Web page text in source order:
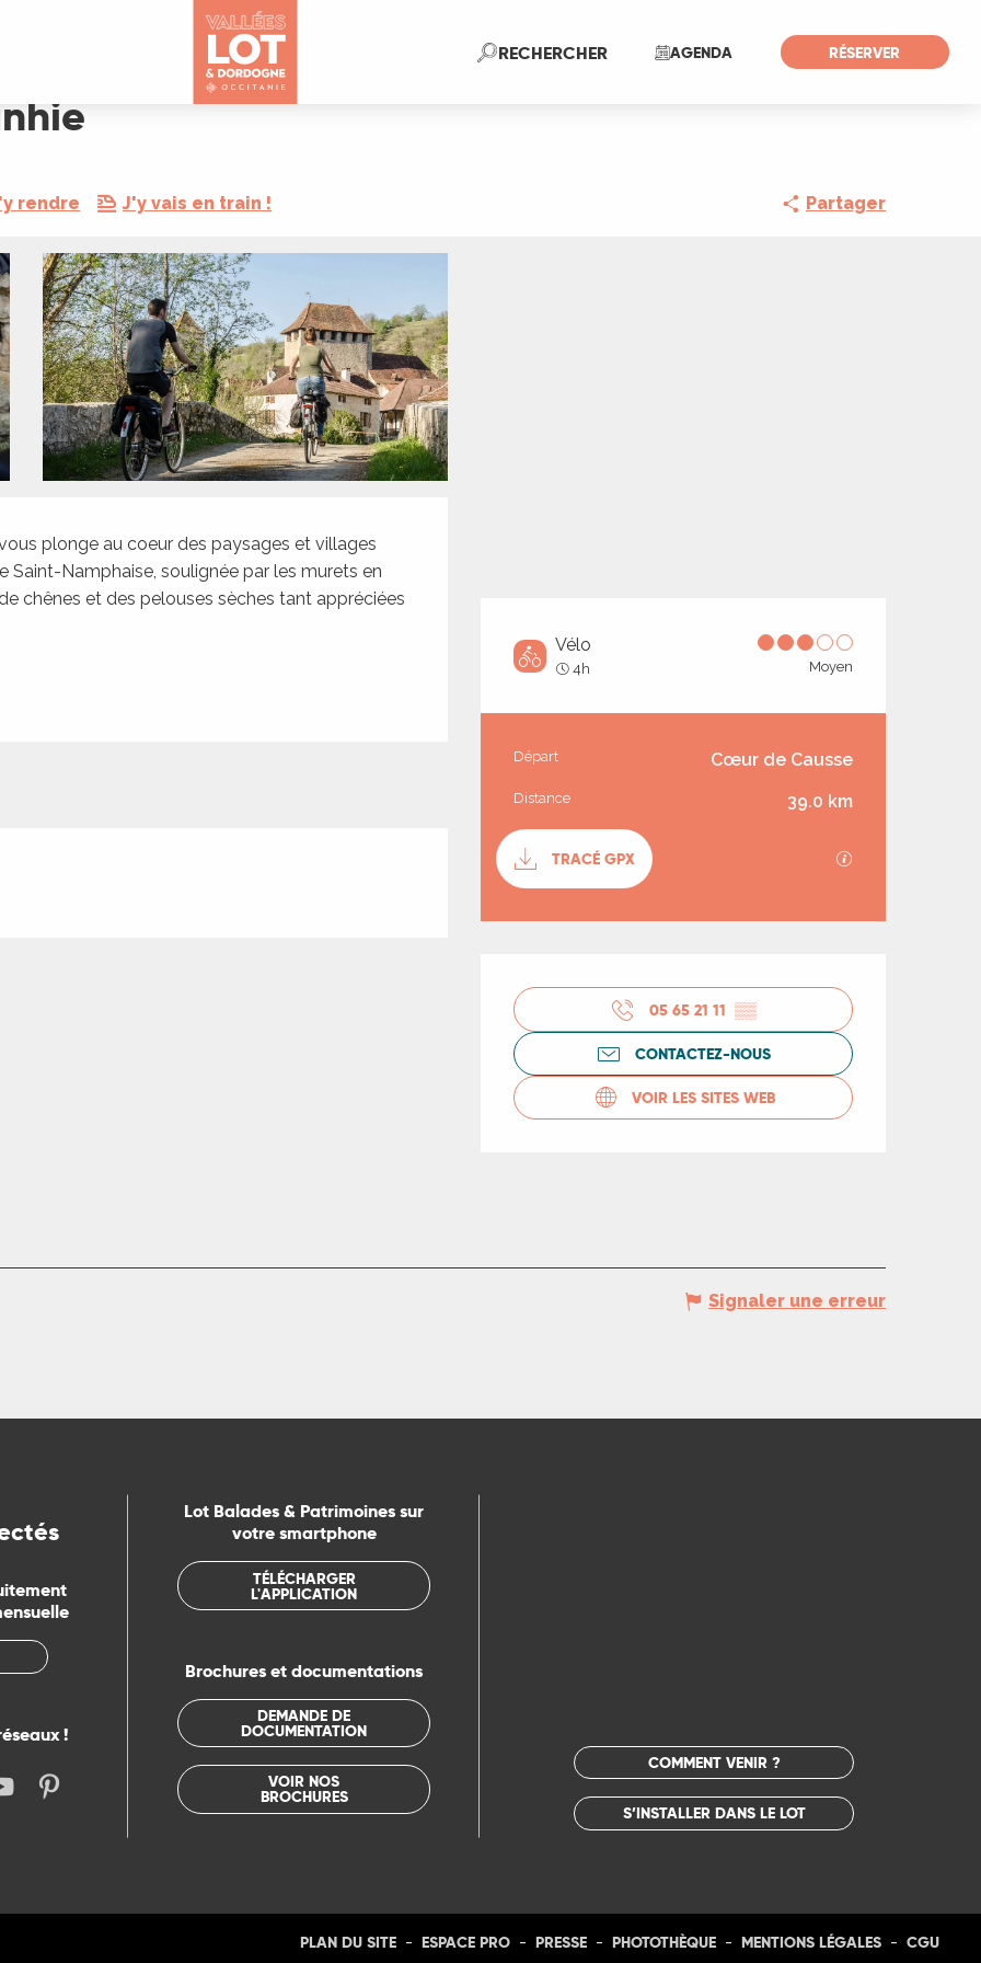
AGENDA RÉSERVER
RECHERCHERRecherche
rendre J'y vais en train ! Partager
Vélo
4h Moyen
Informations
Départ Cœur de Causse
Distance 39.0 km
Documentation
TRACÉ GPX
Ouverture et
05 65 21 11 ▒▒
CONTACTEZ-NOUS
VOIR LES SITES WEB
plonge au coeur des paysages et villages
Saint-Namphaise, soulignée par les murets en
chênes et des pelouses sèches tant appréciées
Signaler une erreur
!
Lot Balades & Patrimoines sur
votre smartphone
TÉLÉCHARGER
L'APPLICATION
Brochures et documentations
DEMANDE DE
DOCUMENTATION
VOIR NOS
BROCHURES
COMMENT VENIR ?
S’INSTALLER DANS LE LOT
PLAN DU SITE - ESPACE PRO - PRESSE - PHOTOTHÈQUE - MENTIONS LÉGALES - CGU